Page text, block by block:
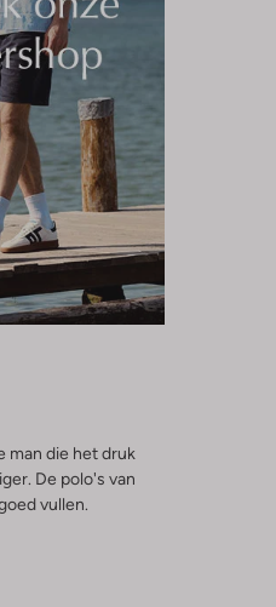
man die het druk
De polo's van
vullen.